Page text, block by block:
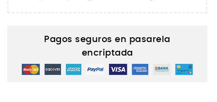
Pagos seguros en pasarela
encriptada